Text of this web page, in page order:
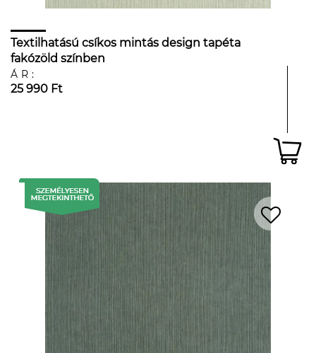
Textilhatású csíkos mintás design tapéta
fakózöld színben
ÁR:
25 990 Ft